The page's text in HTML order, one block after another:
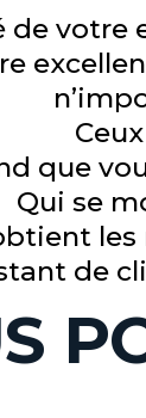
de votre
que
Qui se
de